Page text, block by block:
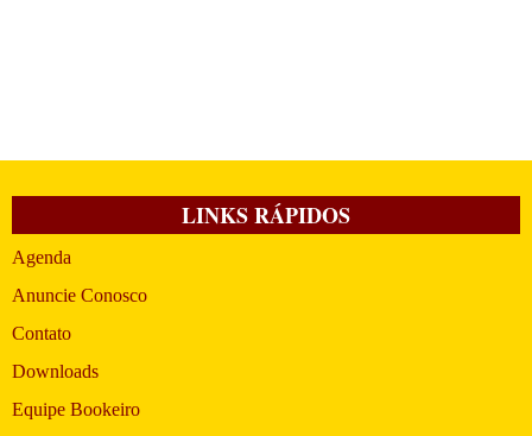
LINKS RÁPIDOS
Agenda
Anuncie Conosco
Contato
Downloads
Equipe Bookeiro